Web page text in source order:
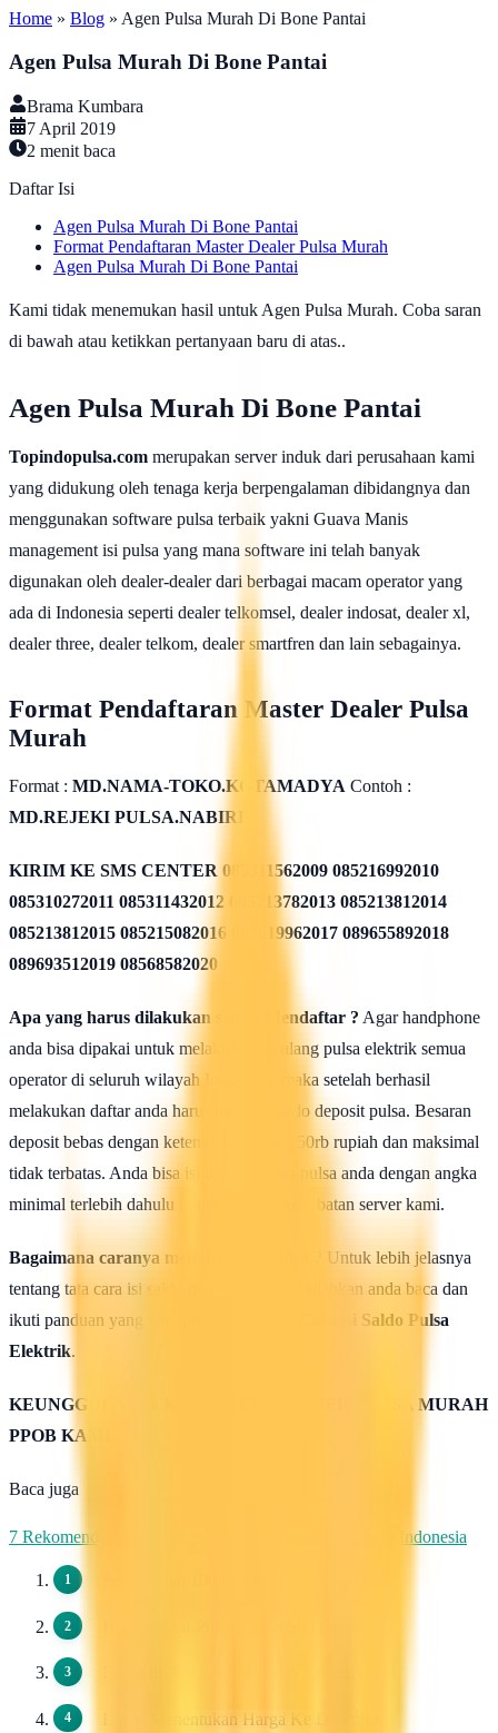
Home » Blog » Agen Pulsa Murah Di Bone Pantai
Agen Pulsa Murah Di Bone Pantai
Brama Kumbara
7 April 2019
2 menit baca
Daftar Isi
Agen Pulsa Murah Di Bone Pantai
Format Pendaftaran Master Dealer Pulsa Murah
Agen Pulsa Murah Di Bone Pantai
Kami tidak menemukan hasil untuk Agen Pulsa Murah. Coba saran
di bawah atau ketikkan pertanyaan baru di atas..
Agen Pulsa Murah Di Bone Pantai
Topindopulsa.com merupakan server induk dari perusahaan kami
yang didukung oleh tenaga kerja berpengalaman dibidangnya dan
menggunakan software pulsa terbaik yakni Guava Manis
management isi pulsa yang mana software ini telah banyak
digunakan oleh dealer-dealer dari berbagai macam operator yang
ada di Indonesia seperti dealer telkomsel, dealer indosat, dealer xl,
dealer three, dealer telkom, dealer smartfren dan lain sebagainya.
Format Pendaftaran Master Dealer Pulsa
Murah
Format : MD.NAMA-TOKO.KOTAMADYA Contoh :
MD.REJEKI PULSA.NABIRE
KIRIM KE SMS CENTER 085311562009 085216992010
085310272011 085311432012 085213782013 085213812014
085213812015 085215082016 085819962017 089655892018
089693512019 08568582020
Apa yang harus dilakukan seusai Mendaftar ? Agar handphone
anda bisa dipakai untuk melakukan isi ulang pulsa elektrik semua
operator di seluruh wilayah Indonesia, maka setelah berhasil
melakukan daftar anda harus mengisi saldo deposit pulsa. Besaran
deposit bebas dengan ketentuan minimal 50rb rupiah dan maksimal
tidak terbatas. Anda bisa isi deposit saldo pulsa anda dengan angka
minimal terlebih dahulu untuk uji coba kehebatan server kami.
Bagaimana caranya mengisi saldo pulsa ?
Untuk lebih jelasnya
tentang tata cara isi saldo deposit pulsa ini silahkan anda baca dan
ikuti panduan yang terdapat di halaman :
Cara isi Saldo Pulsa
Elektrik.
KEUNGGULAN & KELEBIHAN SERVER PULSA MURAH
PPOB KAMI
Baca juga
7 Rekomendasi Pengirim WhatsApp Massal Terbaik di Indonesia
Bebas Menentukan Harga Ke Downline.